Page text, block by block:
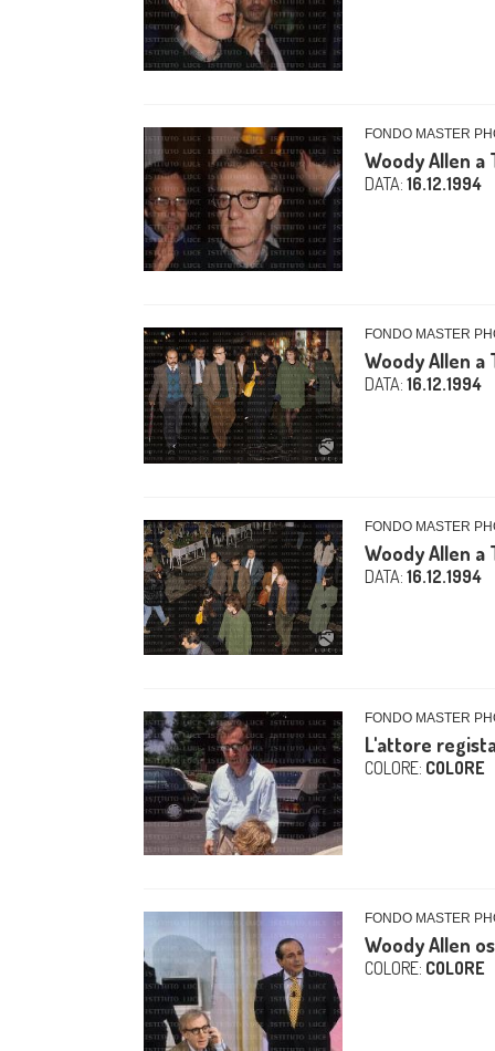
FONDO MASTER
Woody Allen a
DATA: 16.12.1994
FONDO MASTER
Woody Allen a
DATA: 16.12.1994
FONDO MASTER
Woody Allen a
DATA: 16.12.1994
FONDO MASTER
L'attore
COLORE: COLORE
FONDO MASTER
Woody Allen
COLORE: COLORE